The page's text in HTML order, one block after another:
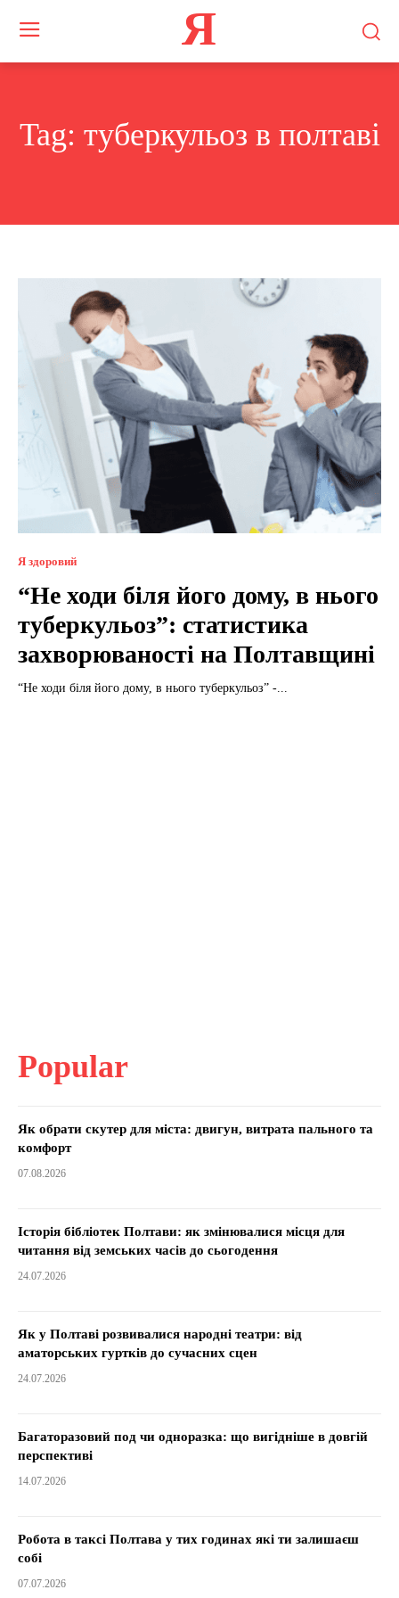
Я
Tag: туберкульоз в полтаві
Я здоровий
“Не ходи біля його дому, в нього
туберкульоз”: статистика
захворюваності на Полтавщині
“Не ходи біля його дому, в нього туберкульоз” -...
Popular
Як обрати скутер для міста: двигун, витрата пального та
комфорт
07.08.2026
Історія бібліотек Полтави: як змінювалися місця для
читання від земських часів до сьогодення
24.07.2026
Як у Полтаві розвивалися народні театри: від
аматорських гуртків до сучасних сцен
24.07.2026
Багаторазовий под чи одноразка: що вигідніше в довгій
перспективі
14.07.2026
Робота в таксі Полтава у тих годинах які ти залишаєш
собі
07.07.2026